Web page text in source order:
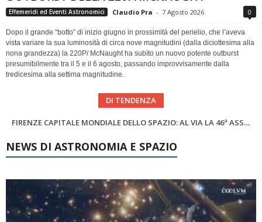
Effemeridi ed Eventi Astronomici Claudio Pra - 7 Agosto 2026 0
Dopo il grande “botto” di inizio giugno in prossimità del perielio, che l’aveva
vista variare la sua luminosità di circa nove magnitudini (dalla diciottesima alla
nona grandezza) la 220P/ McNaught ha subìto un nuovo potente outburst
presumibilmente tra il 5 e il 6 agosto, passando improvvisamente dalla
tredicesima alla settima magnitudine.
DI TENDENZA
Cielo del Mese di Agosto 2026
SUPERNOVAE aggiornamenti del mese – Agosto 2026
NEWS DI ASTRONOMIA E SPAZIO